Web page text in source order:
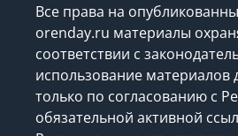
Все права на
orenday.ru материалы
соответствии с
использование материалов
только по согласованию с
обязательной активной